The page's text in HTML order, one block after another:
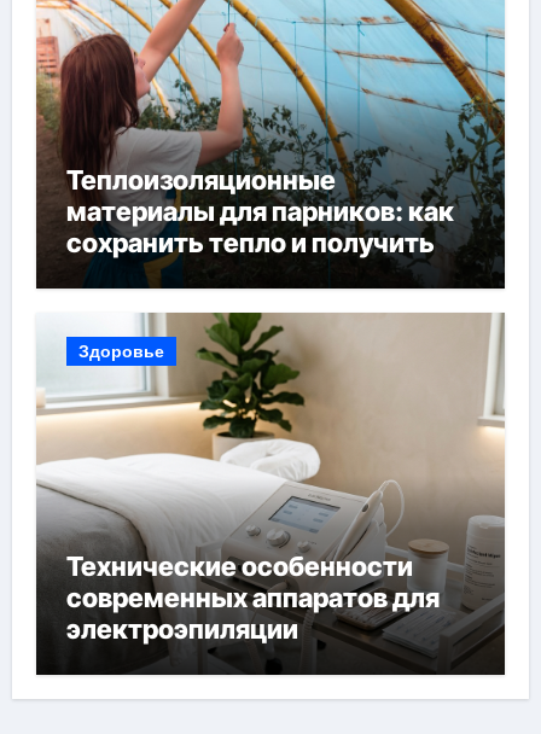
Теплоизоляционные
материалы для парников: как
сохранить тепло и получить
богатый урожай
Здоровье
Технические особенности
современных аппаратов для
электроэпиляции